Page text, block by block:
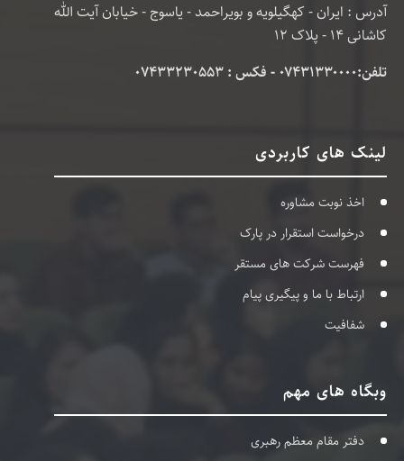
آدرس : ایران - کهگیلویه و بویراحمد - یاسوج - خیابان آیت الله
کاشانی 14 - پلاک 12
تلفن:۰۷۴۳۱۳۳۰۰۰۰ - فکس : 07433230553
لینک های کاربردی
اخذ نوبت مشاوره
درخواست استقرار در پارک
فهرست شرکت های مستقر
ارتباط با ما و پیگیری پیام
شفافیت
وبگاه های مهم
دفتر مقام معظم رهبری